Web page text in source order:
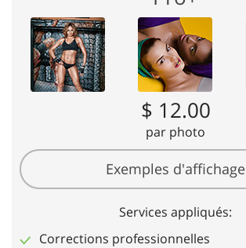
$ 12.00
par photo
Exemples d'affichage
Services appliqués:
Corrections professionnelles